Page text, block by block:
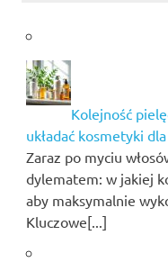
Kolejność
układać kosmetyki
Zaraz po myciu
dylematem: w jakiej
aby maksymalnie
Kluczowe[...]